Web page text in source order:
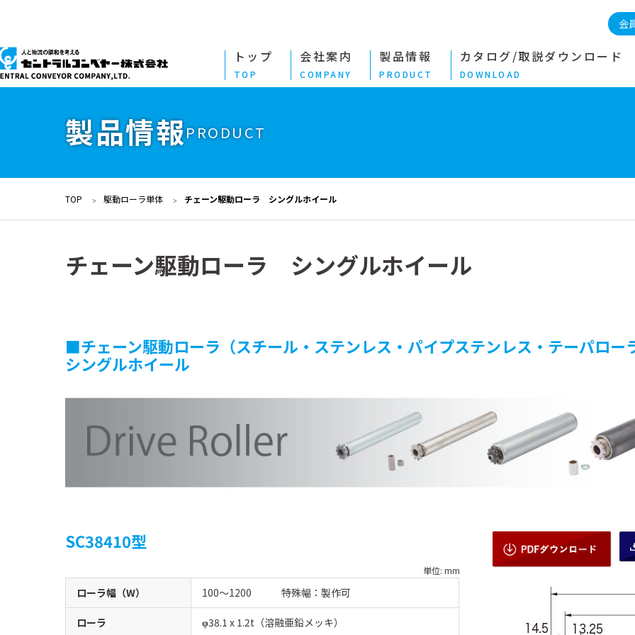
トップ
TOP
会社案内
COMPANY
製品情報
PRODUCT
カタログ/取説ダウンロード
DOWNLOAD
会
製品情報PRODUCT
TOP 駆動ローラ単体 チェーン駆動ローラ シングルホイール
チェーン駆動ローラ シングルホイール
■チェーン駆動ローラ（スチール・ステンレス・パイプステンレス・テーパロー
シングルホイール
SC38410型
単位: mm
ローラ幅（W） 100〜1200 特殊幅：製作可
ローラ φ38.1 x 1.2t（溶融亜鉛メッキ）